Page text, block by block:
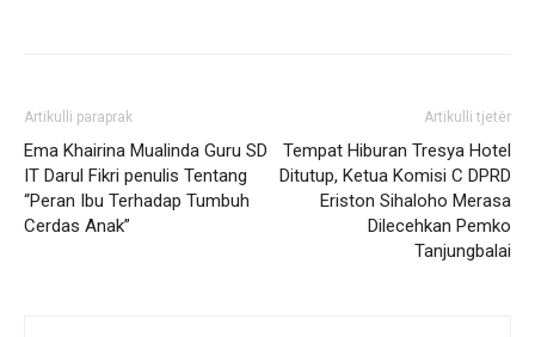
Artikulli paraprak
Ema Khairina Mualinda Guru SD
IT Darul Fikri penulis Tentang
“Peran Ibu Terhadap Tumbuh
Cerdas Anak”
Artikulli tjetër
Tempat Hiburan Tresya Hotel
Ditutup, Ketua Komisi C DPRD
Eriston Sihaloho Merasa
Dilecehkan Pemko
Tanjungbalai